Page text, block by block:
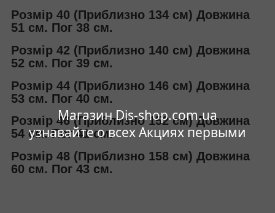
Магазин Dis-shop.com.ua
узнавайте о всех Акциях первыми
Розмір 40 (Приблизно 134 см) Довжина
51 см. Пог 38 см.
Розмір 42 (Приблизно 140 см) Довжина
52 см. Пог 39 см.
Розмір 44 (Приблизно 146 см) Довжина
53 см. Пог 40 см.
Розмір 46 (Приблизно 152 см) Довжина
54 см. Пог 41 см.
Розмір 48 (Приблизно 158 см) Довжина
60 см. Пог 43 см.